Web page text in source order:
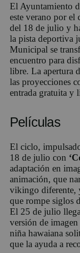
El Ayuntamiento
este verano por el
del 18 de julio y
la pista deportiva
Municipal se
encuentro para
libre. La apertura
las proyecciones
entrada gratuita y
Películas
El ciclo,
18 de julio con
adaptación en
animación, que
vikingo diferente,
que rompe siglos
El 25 de julio
versión de
niña hawaiana
que la ayuda a